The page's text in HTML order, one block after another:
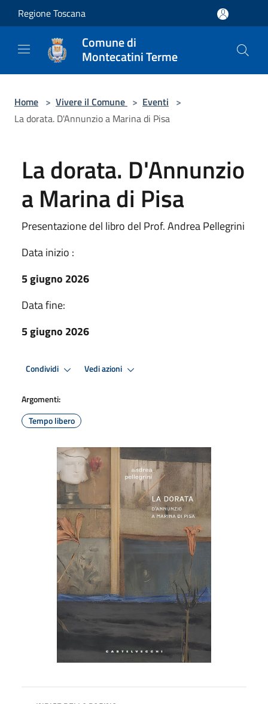
Salta al contenuto principale
Regione Toscana
Comune di
Montecatini Terme
Home > Vivere il Comune > Eventi >
La dorata. D'Annunzio a Marina di Pisa
La dorata. D'Annunzio
a Marina di Pisa
Presentazione del libro del Prof. Andrea Pellegrini
Data inizio :
5 giugno 2026
Data fine:
5 giugno 2026
Condividi Vedi azioni
Argomenti:
Tempo libero